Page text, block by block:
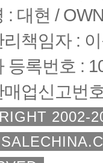
: 대현 /
리책임자 :
등록번호 :
업신고번
2002-